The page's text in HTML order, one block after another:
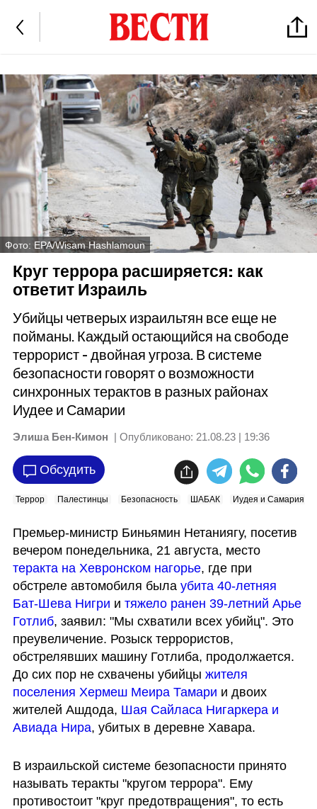
Фото: EPA/Wisam Hashlamoun
Круг террора расширяется: как
ответит Израиль
Убийцы четверых израильтян все еще не
пойманы. Каждый остающийся на свободе
террорист - двойная угроза. В системе
безопасности говорят о возможности
синхронных терактов в разных районах
Иудее и Самарии
Элиша Бен-Кимон | Опубликовано: 21.08.23 | 19:36
Обсудить
Террор Палестинцы Безопасность ШАБАК Иудея и Самария
Премьер-министр Биньямин Нетаниягу, посетив
вечером понедельника, 21 августа, место
теракта на Хевронском нагорье, где при
обстреле автомобиля была убита 40-летняя
Бат-Шева Нигри и тяжело ранен 39-летний Арье
Готлиб, заявил: "Мы схватили всех убийц". Это
преувеличение. Розыск террористов,
обстрелявших машину Готлиба, продолжается.
До сих пор не схвачены убийцы жителя
поселения Хермеш Меира Тамари и двоих
жителей Ашдода, Шая Сайласа Нигаркера и
Авиада Нира, убитых в деревне Хавара.
В израильской системе безопасности принято
называть теракты "кругом террора". Ему
противостоит "круг предотвращения", то есть